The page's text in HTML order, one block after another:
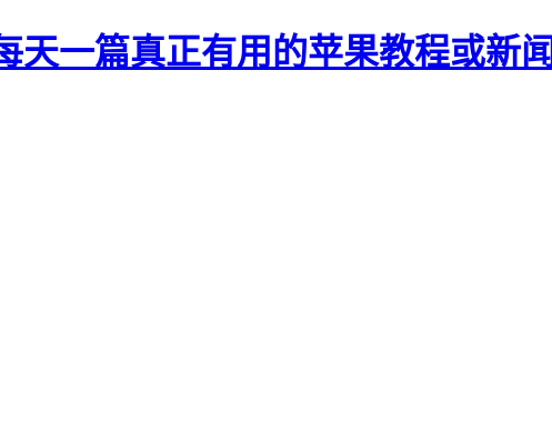
天一篇真正有用的苹果教程或新闻